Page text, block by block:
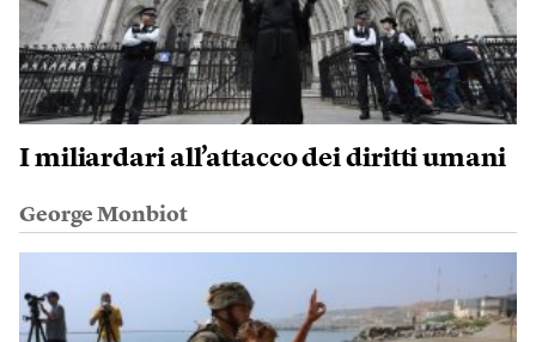
I miliardari all’attacco dei diritti umani
George Monbiot